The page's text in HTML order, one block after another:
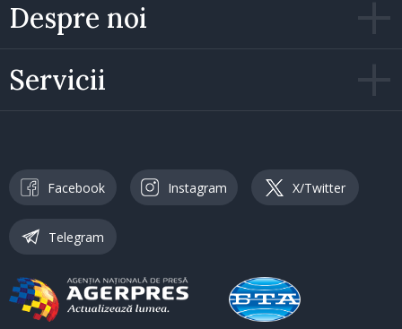
Despre noi
Servicii
Facebook Instagram X/Twitter
Telegram